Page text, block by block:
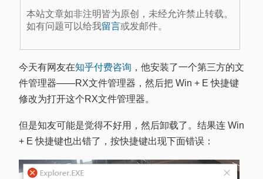
本站文章如非注明皆为原创，未经允许禁止转载。
如有问题可以给我留言或发邮件。
今天有网友在知乎付费咨询 ，他安装了一个第三方的文
件管理器——RX文件管理器，然后把 Win + E 快捷键
修改为打开这个RX文件管理器。
但是知友可能是觉得不好用，然后卸载了。结果连 Win
+ E 快捷键也出错了，按快捷键出现下面错误：